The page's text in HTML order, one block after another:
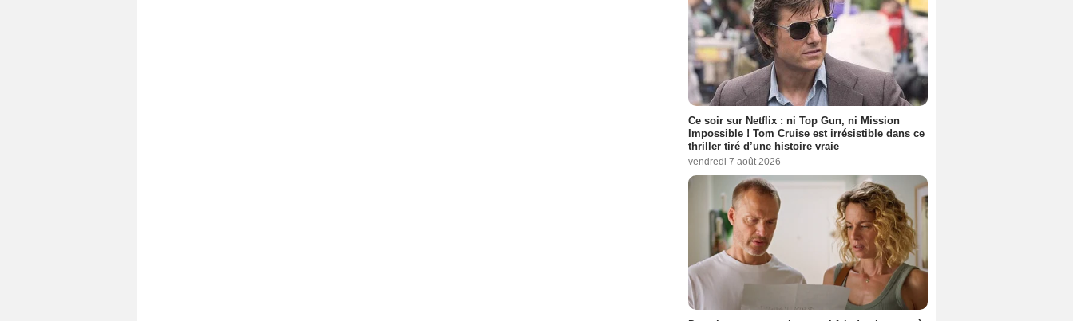
Ce soir sur Netflix : ni Top Gun, ni Mission
Impossible ! Tom Cruise est irrésistible dans ce
thriller tiré d’une histoire vraie
vendredi 7 août 2026